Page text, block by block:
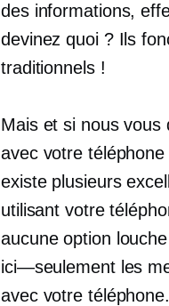
des informations,
devinez quoi ? Ils
traditionnels !
Mais et si nous vous
avec votre
existe plusieurs
utilisant votre
aucune option
ici—seulementles
avec votre téléphone.